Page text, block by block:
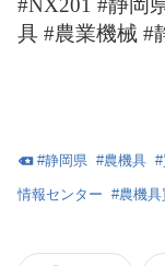
#NX201 #静岡
具 #農業機械 #
#静岡県 #農機具 #
情報センター #農機具